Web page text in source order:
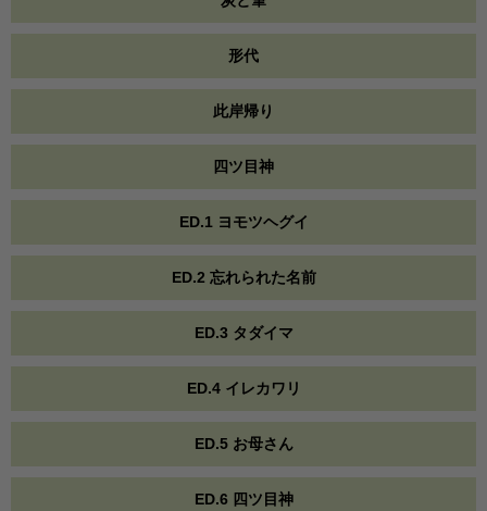
形代
此岸帰り
四ツ目神
ED.1 ヨモツヘグイ
ED.2 忘れられた名前
ED.3 タダイマ
ED.4 イレカワリ
ED.5 お母さん
ED.6 四ツ目神